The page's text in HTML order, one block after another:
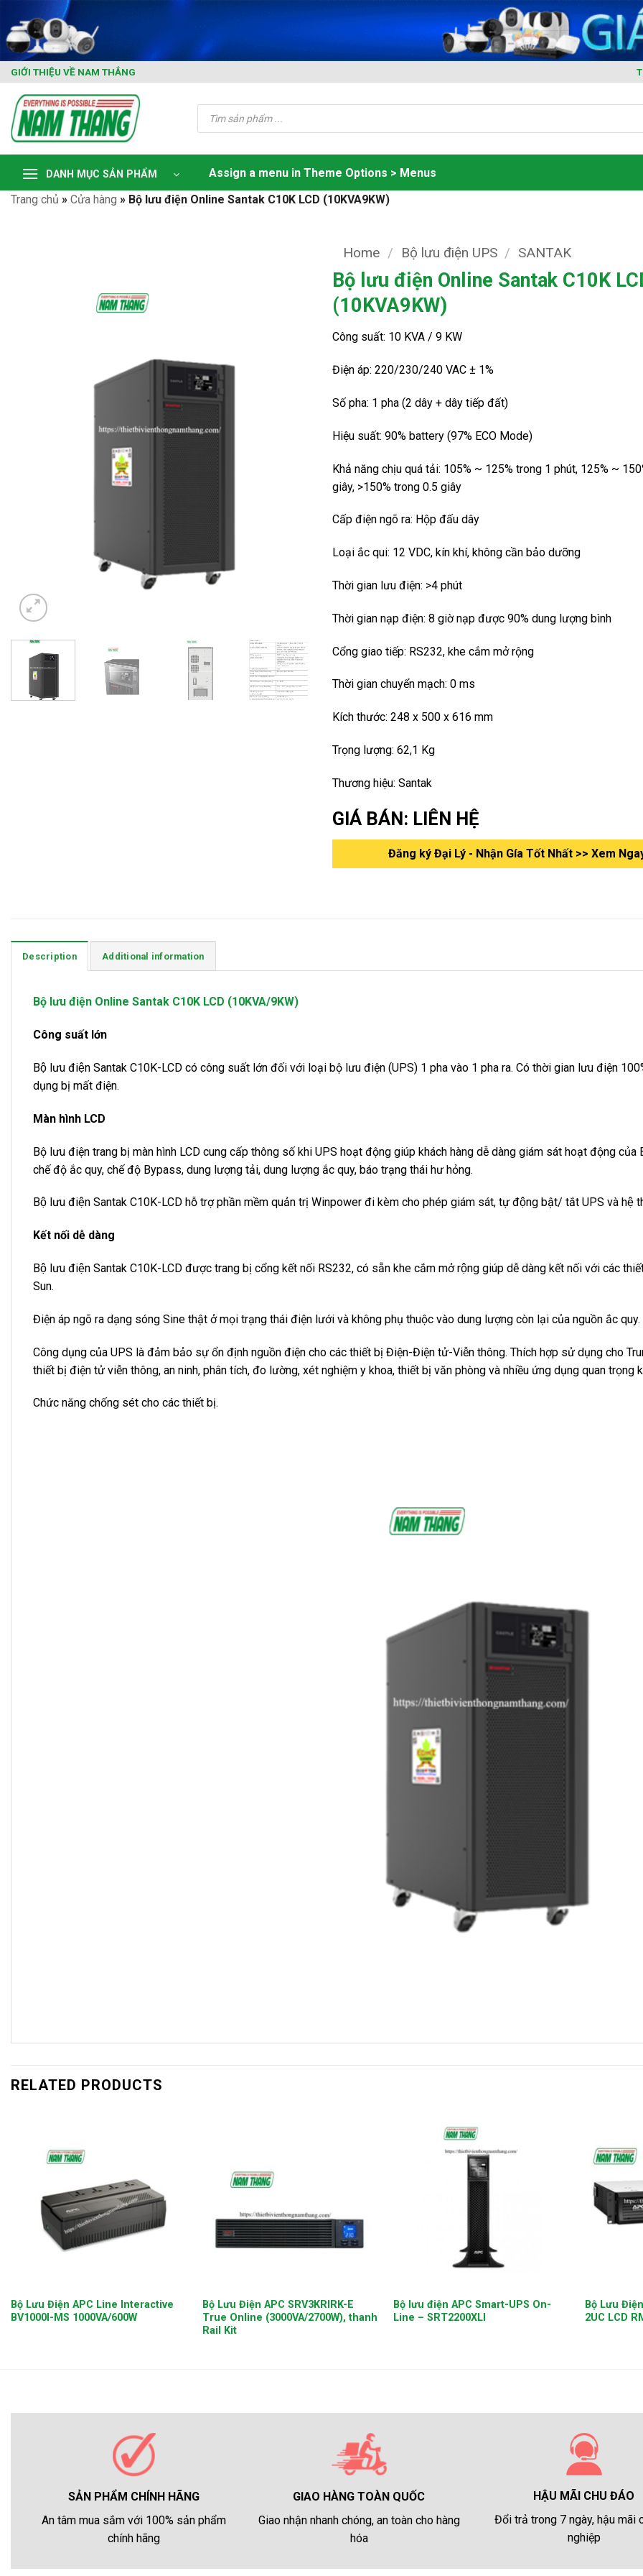
content
GIỚI THIỆU VỀ NAM THẮNG
Tìm
kiếm
phẩm
DANH MỤC SẢN PHẨM
Assign a menu in Theme Options > Menus
Trang chủ » Cửa hàng » Bộ lưu điện Online Santak C10K LCD (10KVA9KW)
Home / Bộ lưu điện UPS / SANTAK
Bộ lưu điện Online Santak C10K
(10KVA9KW)
Công suất: 10 KVA / 9 KW
Điện áp: 220/230/240 VAC ± 1%
Số pha: 1 pha (2 dây + dây tiếp đất)
Hiệu suất: 90% battery (97% ECO Mode)
Khả năng chịu quá tải: 105% ~ 125% trong 1 phút, 125% ~
giây, >150% trong 0.5 giây
Cấp điện ngõ ra: Hộp đấu dây
Loại ắc qui: 12 VDC, kín khí, không cần bảo dưỡng
Thời gian lưu điện: >4 phút
Thời gian nạp điện: 8 giờ nạp được 90% dung lượng bình
Cổng giao tiếp: RS232, khe cắm mở rộng
Thời gian chuyển mạch: 0 ms
Kích thước: 248 x 500 x 616 mm
Trọng lượng: 62,1 Kg
Thương hiệu: Santak
GIÁ BÁN: LIÊN HỆ
Đăng ký Đại Lý - Nhận Gía Tốt Nhất >> Xem
Description Additional information
Bộ lưu điện Online Santak C10K LCD (10KVA/9KW)
Công suất lớn
Bộ lưu điện Santak C10K-LCD có công suất lớn đối với loại bộ lưu điện (UPS) 1 pha vào 1 pha ra. Có thời gian lưu điện
dụng bị mất điện.
Màn hình LCD
Bộ lưu điện trang bị màn hình LCD cung cấp thông số khi UPS hoạt động giúp khách hàng dễ dàng giám sát hoạt động
chế độ ắc quy, chế độ Bypass, dung lượng tải, dung lượng ắc quy, báo trạng thái hư hỏng.
Bộ lưu điện Santak C10K-LCD hỗ trợ phần mềm quản trị Winpower đi kèm cho phép giám sát, tự động bật/ tắt UPS và hệ
Kết nối dễ dàng
Bộ lưu điện Santak C10K-LCD được trang bị cổng kết nối RS232, có sẵn khe cắm mở rộng giúp dễ dàng kết nối với các
Sun.
Điện áp ngõ ra dạng sóng Sine thật ở mọi trạng thái điện lưới và không phụ thuộc vào dung lượng còn lại của nguồn ắc quy.
Công dụng của UPS là đảm bảo sự ổn định nguồn điện cho các thiết bị Điện-Điện tử-Viễn thông. Thích hợp sử dụng cho
thiết bị điện tử viễn thông, an ninh, phân tích, đo lường, xét nghiệm y khoa, thiết bị văn phòng và nhiều ứng dụng quan trọng
Chức năng chống sét cho các thiết bị.
RELATED PRODUCTS
Bộ Lưu Điện APC Line Interactive
BV1000I-MS 1000VA/600W
Bộ Lưu Điện APC SRV3KRIRK-E
True Online (3000VA/2700W), thanh
Rail Kit
Bộ lưu điện APC Smart-UPS On-
Line – SRT2200XLI
Bộ Lưu
2UC LCD
SẢN PHẨM CHÍNH HÃNG
An tâm mua sắm với 100% sản phẩm
chính hãng
GIAO HÀNG TOÀN QUỐC
Giao nhận nhanh chóng, an toàn cho hàng
hóa
HẬU MÃI CHU ĐÁO
Đổi trả trong 7 ngày, hậu mãi
nghiệp